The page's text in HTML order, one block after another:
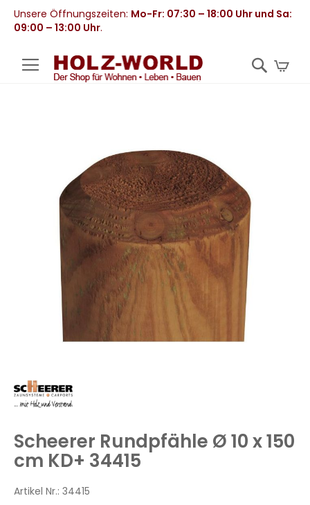
Unsere Öffnungszeiten: Mo-Fr: 07:30 – 18:00 Uhr und Sa:
09:00 – 13:00 Uhr.
Zum
Anfang
springen
Scheerer Rundpfähle Ø 10 x 150
cm KD+ 34415
Artikel Nr.: 34415